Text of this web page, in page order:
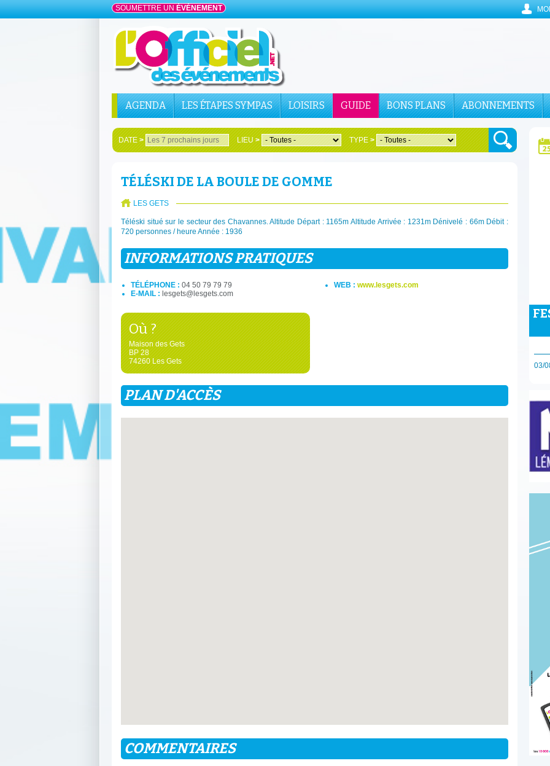
SOUMETTRE UN ÉVÉNEMENT
AGENDA LES ÉTAPES SYMPAS LOISIRS GUIDE BONS PLANS ABONNEMENTS
DATE> LIEU> TYPE>
TÉLÉSKI DE LA BOULE DE GOMME
LES GETS
Téléski situé sur le secteur des Chavannes. Altitude Départ : 1165m Altitude Arrivée : 1231m Dénivelé : 66m Débit :
720 personnes / heure Année : 1936
INFORMATIONS PRATIQUES
TÉLÉPHONE : 04 50 79 79 79
E-MAIL : lesgets@lesgets.com
WEB : www.lesgets.com
Où ?
Maison des Gets
BP 28
74260 Les Gets
PLAN D'ACCÈS
COMMENTAIRES
03/